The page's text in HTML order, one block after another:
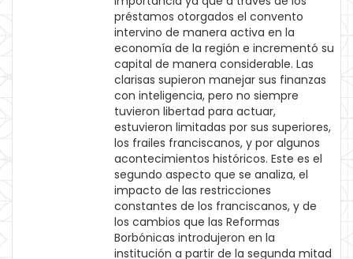
préstamos otorgados el convento
intervino de manera activa en la
economía de la región e incrementó su
capital de manera considerable. Las
clarisas supieron manejar sus finanzas
con inteligencia, pero no siempre
tuvieron libertad para actuar,
estuvieron limitadas por sus superiores,
los frailes franciscanos, y por algunos
acontecimientos históricos. Este es el
segundo aspecto que se analiza, el
impacto de las restricciones
constantes de los franciscanos, y de
los cambios que las Reformas
Borbónicas introdujeron en la
institución a partir de la segunda mitad